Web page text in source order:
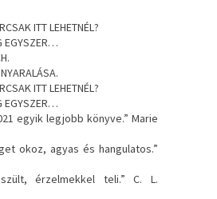
ITT LEHETNÉL?
EGYSZER…
ITT LEHETNÉL?
EGYSZER…
egyik legjobb könyve.” Marie
okoz, agyas és hangulatos.”
érzelmekkel teli.” C. L.